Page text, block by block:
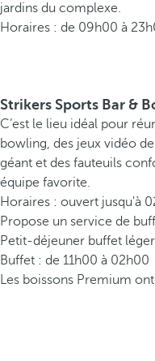
jardins du complexe.
Horaires : de 09h00 à
Strikers Sports Bar &
C’est le lieu idéal pour
bowling, des jeux vidéo
géant et des fauteuils
équipe favorite.
Horaires : ouvert jusqu'à
Propose un service de
Petit-déjeuner buffet
Buffet : de 11h00 à 02h00
Les boissons Premium